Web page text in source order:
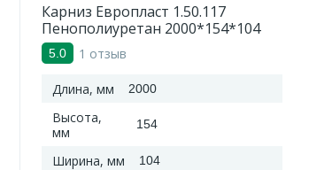
Карниз Европласт 1.50.117
Пенополиуретан 2000*154*104
мм
5.0 1 отзыв
Длина, мм 2000
Высота,
мм
154
Ширина, мм 104